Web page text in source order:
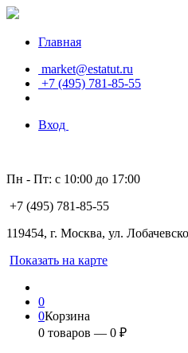
Главная
market@estatut.ru
+7 (495) 781-85-55
Вход
Пн - Пт: с 10:00 до 17:00
+7 (495) 781-85-55
119454, г. Москва, ул.
Показать на карте
0
0Корзина
0 товаров — 0 ₽